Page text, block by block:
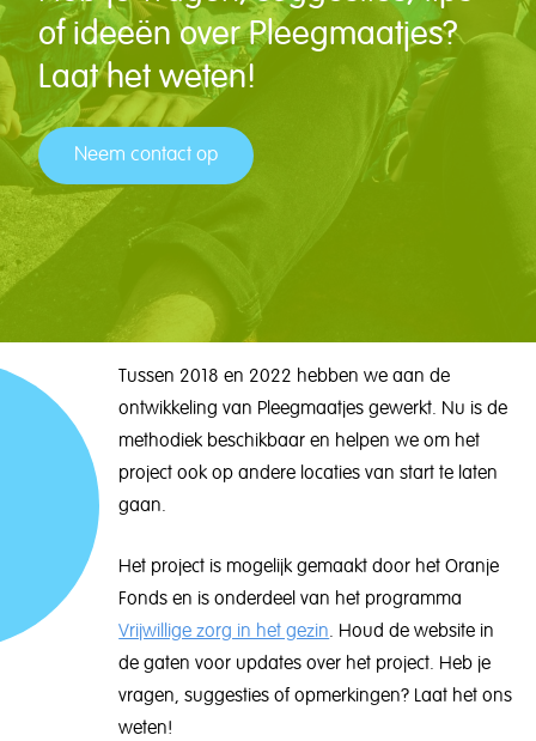
of ideeën over Pleegmaatjes?
Laat het weten!
Neem contact op
Tussen 2018 en 2022 hebben we aan de
ontwikkeling van Pleegmaatjes gewerkt. Nu is de
methodiek beschikbaar en helpen we om het
project ook op andere locaties van start te laten
gaan.
Het project is mogelijk gemaakt door het Oranje
Fonds en is onderdeel van het programma
Vrijwillige zorg in het gezin. Houd de website in
de gaten voor updates over het project. Heb je
vragen, suggesties of opmerkingen? Laat het ons
weten!